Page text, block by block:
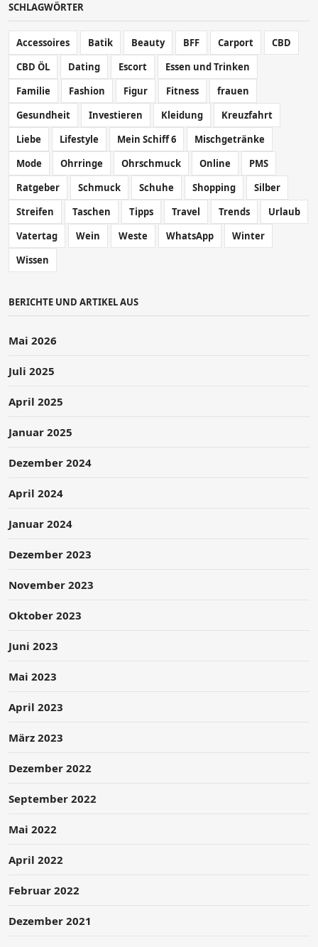
SCHLAGWÖRTER
Accessoires Batik Beauty BFF Carport
CBD
CBD ÖL
Dating Escort
Essen und Trinken
Familie
Fashion Figur Fitness
frauen
Gesundheit
Investieren Kleidung
Kreuzfahrt
Liebe
Lifestyle Mein Schiff 6
Mischgetränke
Mode
Ohrringe Ohrschmuck Online
PMS
Ratgeber
Schmuck Schuhe Shopping
Silber
Streifen
Taschen Tipps Travel Trends
Urlaub
Vatertag
Wein Weste WhatsApp
Winter
Wissen
BERICHTE UND ARTIKEL AUS
Mai 2026
Juli 2025
April 2025
Januar 2025
Dezember 2024
April 2024
Januar 2024
Dezember 2023
November 2023
Oktober 2023
Juni 2023
Mai 2023
April 2023
März 2023
Dezember 2022
September 2022
Mai 2022
April 2022
Februar 2022
Dezember 2021